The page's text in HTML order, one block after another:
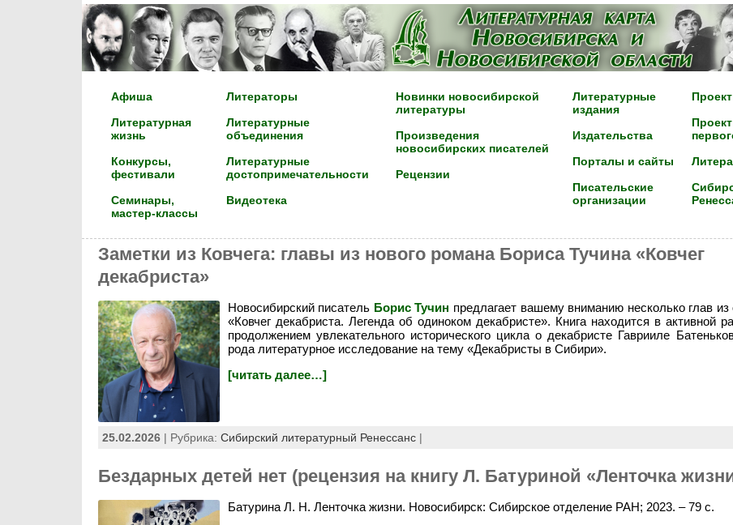
Афиша
Литературная
жизнь
Конкурсы,
фестивали
Семинары,
мастер-классы
Литераторы
Литературные
объединения
Литературные
достопримечательности
Видеотека
Новинки новосибирской
литературы
Произведения
новосибирских писателей
Рецензии
Литературные
издания
Издательства
Порталы и сайты
Писательские
организации
Заметки из Ковчега: главы из нового романа Бориса Тучина «Ковчег
декабриста»
Новосибирский писатель Борис Тучин предлагает вашему вниманию несколько глав из
«Ковчег декабриста. Легенда об одиноком декабристе». Книга находится в активной
продолжением увлекательного исторического цикла о декабристе Гаврииле
рода литературное исследование на тему «Декабристы в Сибири».
[читать далее…]
25.02.2026| Рубрика: Сибирский литературный Ренессанс|
Бездарных детей нет (рецензия на книгу Л. Батуриной «Ленточка
Батурина Л. Н. Ленточка жизни. Новосибирск: Сибирское отделение РАН; 2023. – 79 с.